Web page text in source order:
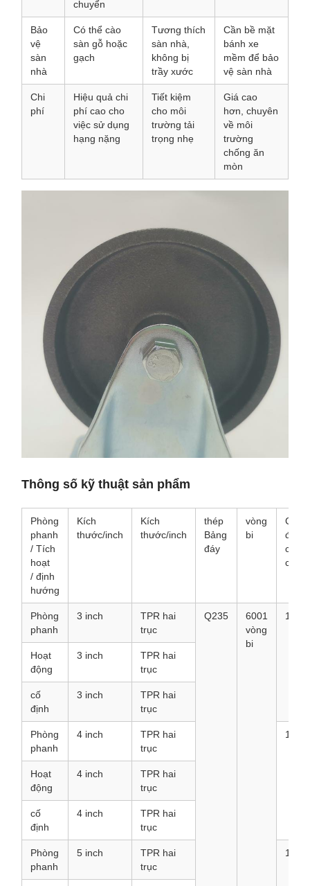
chuyển
Bảo
vệ
sàn
nhà
Có thể cào
sàn gỗ hoặc
gạch
Tương thích
sàn nhà,
không bị
trầy xước
Cần bề mặt
bánh xe
mềm để bảo
vệ sàn nhà
Chi
phí
Hiệu quả chi
phí cao cho
việc sử dụng
hạng nặng
Tiết kiệm
cho môi
trường tải
trọng nhẹ
Giá cao
hơn, chuyên
về môi
trường
chống ăn
mòn
Thông số kỹ thuật sản phẩm
Phòng
phanh
/ Tích
hoạt
/ định
hướng
Kích
thước/inch
Kích
thước/inch
thép
Bảng
đáy
vòng
bi
Cài
đặt
chiều
cao
Phòng
phanh
3 inch
TPR hai
trục
Q235
6001
vòng
bi
105
Hoạt
động
3 inch
TPR hai
trục
cố
định
3 inch
TPR hai
trục
Phòng
phanh
4 inch
TPR hai
trục
131
Hoạt
động
4 inch
TPR hai
trục
cố
định
4 inch
TPR hai
trục
Phòng
phanh
5 inch
TPR hai
trục
157